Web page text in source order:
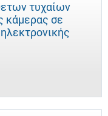
τυχαίων
κάμερας σε